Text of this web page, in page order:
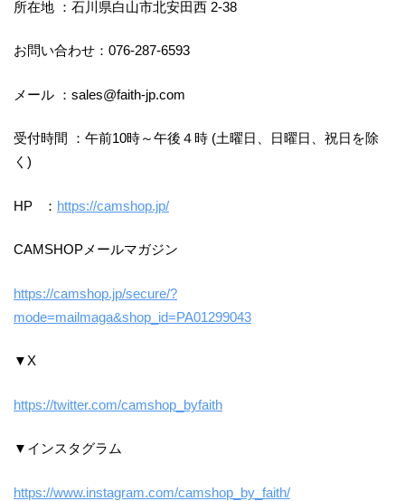
所在地 ：石川県白山市北安田西 2-38
お問い合わせ：076-287-6593
メール ：sales@faith-jp.com
受付時間 ：午前10時～午後４時 (土曜日、日曜日、祝日を除
く)
HP ： https://camshop.jp/
CAMSHOPメールマガジン
https://camshop.jp/secure/?
mode=mailmaga&shop_id=PA01299043
▼X
https://twitter.com/camshop_byfaith
▼インスタグラム
https://www.instagram.com/camshop_by_faith/